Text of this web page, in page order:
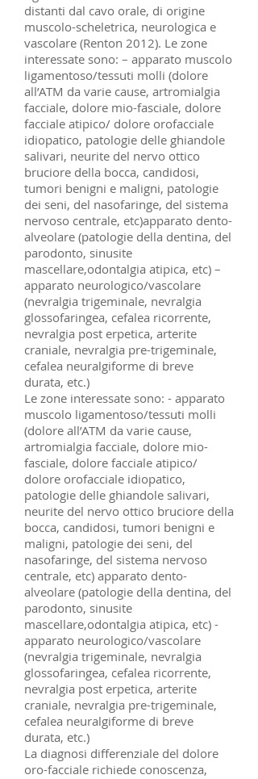
distanti dal cavo orale, di origine
muscolo-scheletrica, neurologica e
vascolare (Renton 2012). Le zone
interessate sono: – apparato muscolo
ligamentoso/tessuti molli (dolore
all’ATM da varie cause, artromialgia
facciale, dolore mio-fasciale, dolore
facciale atipico/ dolore orofacciale
idiopatico, patologie delle ghiandole
salivari, neurite del nervo ottico
bruciore della bocca, candidosi,
tumori benigni e maligni, patologie
dei seni, del nasofaringe, del sistema
nervoso centrale, etc)apparato dento-
alveolare (patologie della dentina, del
parodonto, sinusite
mascellare,odontalgia atipica, etc) –
apparato neurologico/vascolare
(nevralgia trigeminale, nevralgia
glossofaringea, cefalea ricorrente,
nevralgia post erpetica, arterite
craniale, nevralgia pre-trigeminale,
cefalea neuralgiforme di breve
durata, etc.)
Le zone interessate sono: - apparato
muscolo ligamentoso/tessuti molli
(dolore all’ATM da varie cause,
artromialgia facciale, dolore mio-
fasciale, dolore facciale atipico/
dolore orofacciale idiopatico,
patologie delle ghiandole salivari,
neurite del nervo ottico bruciore della
bocca, candidosi, tumori benigni e
maligni, patologie dei seni, del
nasofaringe, del sistema nervoso
centrale, etc) apparato dento-
alveolare (patologie della dentina, del
parodonto, sinusite
mascellare,odontalgia atipica, etc) -
apparato neurologico/vascolare
(nevralgia trigeminale, nevralgia
glossofaringea, cefalea ricorrente,
nevralgia post erpetica, arterite
craniale, nevralgia pre-trigeminale,
cefalea neuralgiforme di breve
durata, etc.)
La diagnosi differenziale del dolore
oro-facciale richiede conoscenza,